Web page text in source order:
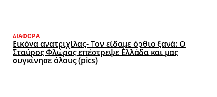
ΔΙΆΦΟΡΑ
Εικόνα ανατριχίλας- Τον είδαμε όρθιο ξανά: Ο
Σταύρος Φλώρος επέστρεψε Ελλάδα και μας
συγκίνησε όλους (pics)